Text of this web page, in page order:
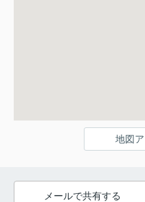
地図
メールで共有する